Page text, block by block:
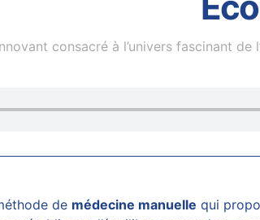
consacré à l’univers fascinant
de médecine manuelle qui